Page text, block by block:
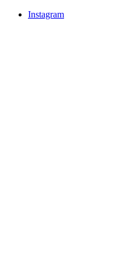
Instagram